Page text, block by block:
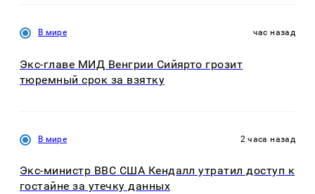
В мире час назад
Экс-главе МИД Венгрии Сийярто грозит
тюремный срок за взятку
В мире 2 часа назад
Экс-министр ВВС США Кендалл утратил доступ к
гостайне за утечку данных